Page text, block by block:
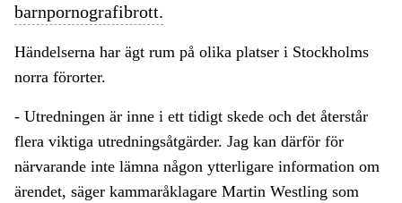
barnpornografibrott.
Händelserna har ägt rum på olika platser i Stockholms
norra förorter.
- Utredningen är inne i ett tidigt skede och det återstår
flera viktiga utredningsåtgärder. Jag kan därför för
närvarande inte lämna någon ytterligare information om
ärendet, säger kammaråklagare Martin Westling som